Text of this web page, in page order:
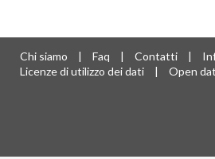
Cittadini
12009
Associazioni
2706
Aziende
1668
Chi siamo | Faq | Contatti |
Licenze di utilizzo dei dati
| Open